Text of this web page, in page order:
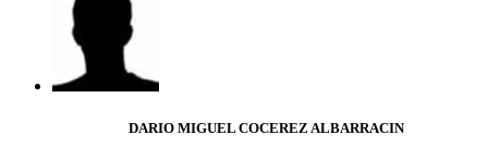
DARIO MIGUEL COCEREZ ALBARRACIN